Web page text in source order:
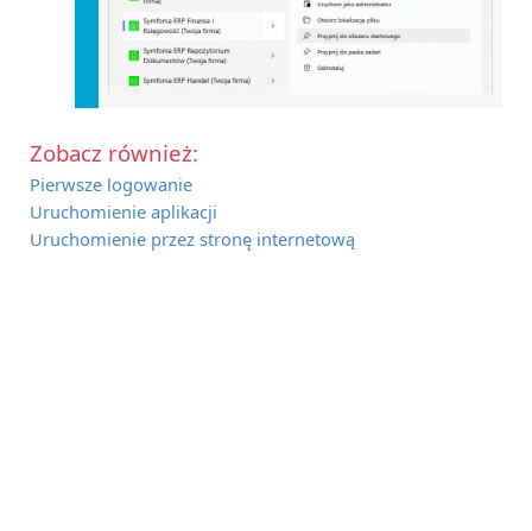
Zobacz również:
Pierwsze logowanie
Uruchomienie aplikacji
Uruchomienie przez stronę internetową